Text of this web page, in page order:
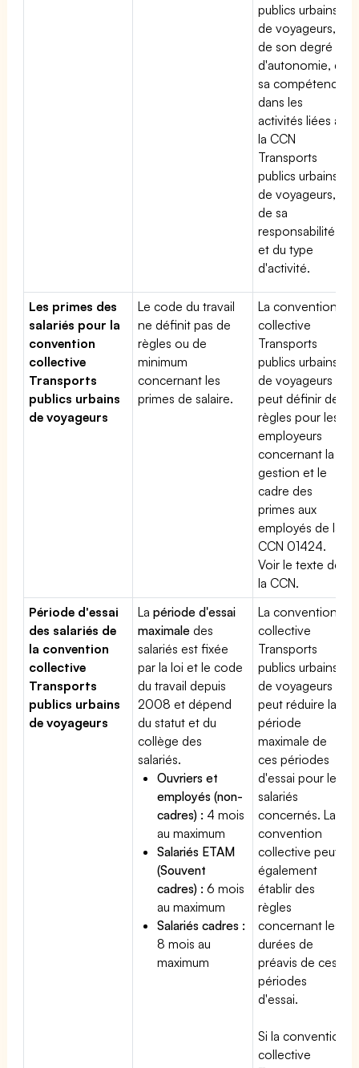
publics urbains
de voyageurs,
de son degré
d'autonomie, de
sa compétence
dans les
activités liées à
la CCN
Transports
publics urbains
de voyageurs,
de sa
responsabilité
et du type
d'activité.
Les primes des
salariés pour la
convention
collective
Transports
publics urbains
de voyageurs
Le code du travail
ne définit pas de
règles ou de
minimum
concernant les
primes de salaire.
La convention
collective
Transports
publics urbains
de voyageurs
peut définir des
règles pour les
employeurs
concernant la
gestion et le
cadre des
primes aux
employés de la
CCN 01424.
Voir le texte de
la CCN.
Période d'essai
des salariés de
la convention
collective
Transports
publics urbains
de voyageurs
Lapériode d'essai
maximale des
salariés est fixée
par la loi et le code
du travail depuis
2008 et dépend
du statut et du
collège des
salariés.
Ouvriers et
employés (non-
cadres) : 4 mois
au maximum
Salariés ETAM
(Souvent
cadres) : 6 mois
au maximum
Salariés cadres :
8 mois au
maximum
La convention
collective
Transports
publics urbains
de voyageurs
peut réduire la
période
maximale de
ces périodes
d'essai pour les
salariés
concernés. La
convention
collective peut
également
établir des
règles
concernant les
durées de
préavis de ces
périodes
d'essai.
Si la convention
collective